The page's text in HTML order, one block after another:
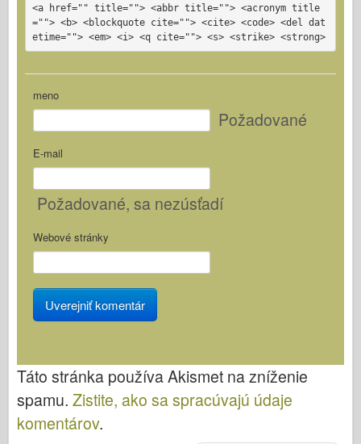
<a href="" title=""> <abbr title=""> <acronym title
=""> <b> <blockquote cite=""> <cite> <code> <del dat
etime=""> <em> <i> <q cite=""> <s> <strike> <strong>
meno
Požadované
E-mail
Požadované, sa nezúsťadí
Webové stránky
Táto stránka používa Akismet na zníženie
spamu. Zistite, ako sa spracúvajú údaje
komentárov.